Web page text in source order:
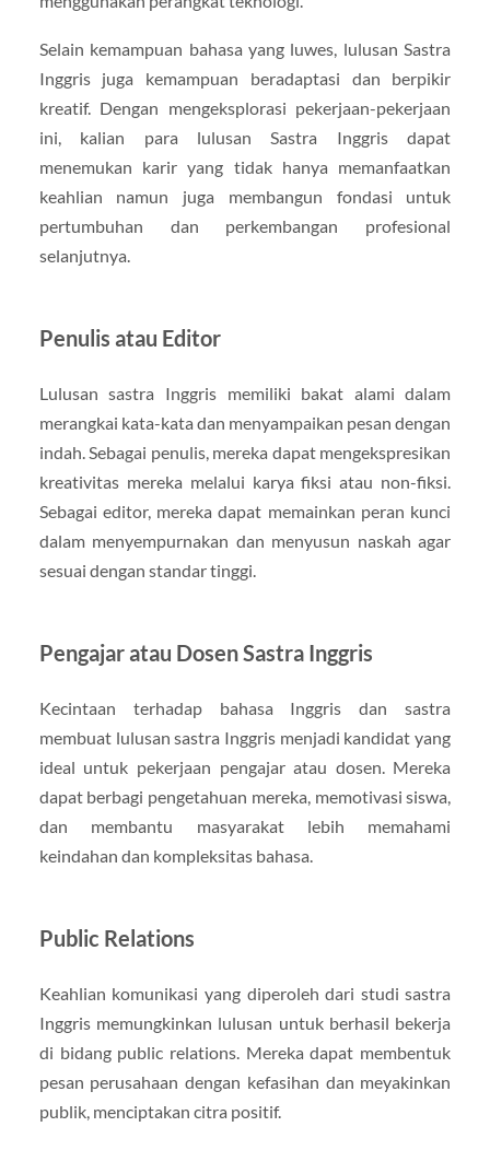
Selain kemampuan bahasa yang luwes, lulusan Sastra
Inggris juga kemampuan beradaptasi dan berpikir
kreatif. Dengan mengeksplorasi pekerjaan-pekerjaan
ini, kalian para lulusan Sastra Inggris dapat
menemukan karir yang tidak hanya memanfaatkan
keahlian namun juga membangun fondasi untuk
pertumbuhan dan perkembangan profesional
selanjutnya.
Penulis atau Editor
Lulusan sastra Inggris memiliki bakat alami dalam
merangkai kata-kata dan menyampaikan pesan dengan
indah. Sebagai penulis, mereka dapat mengekspresikan
kreativitas mereka melalui karya fiksi atau non-fiksi.
Sebagai editor, mereka dapat memainkan peran kunci
dalam menyempurnakan dan menyusun naskah agar
sesuai dengan standar tinggi.
Pengajar atau Dosen Sastra Inggris
Kecintaan terhadap bahasa Inggris dan sastra
membuat lulusan sastra Inggris menjadi kandidat yang
ideal untuk pekerjaan pengajar atau dosen. Mereka
dapat berbagi pengetahuan mereka, memotivasi siswa,
dan membantu masyarakat lebih memahami
keindahan dan kompleksitas bahasa.
Public Relations
Keahlian komunikasi yang diperoleh dari studi sastra
Inggris memungkinkan lulusan untuk berhasil bekerja
di bidang public relations. Mereka dapat membentuk
pesan perusahaan dengan kefasihan dan meyakinkan
publik, menciptakan citra positif.